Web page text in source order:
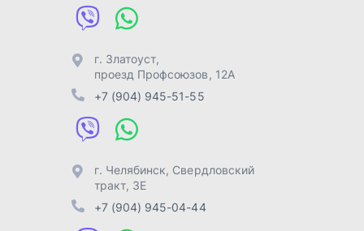
Отправить заявку
Разработка -